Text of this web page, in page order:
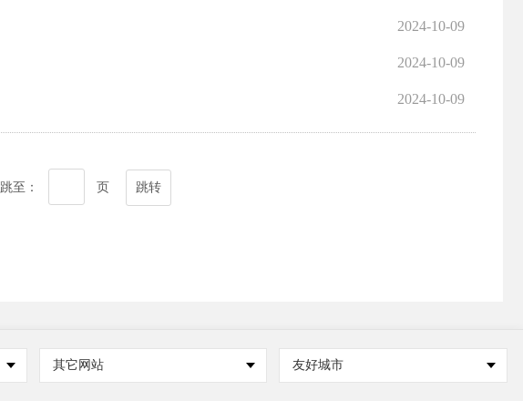
2024-10-09
2024-10-09
2024-10-09
跳至： 页 跳转
其它网站 友好城市